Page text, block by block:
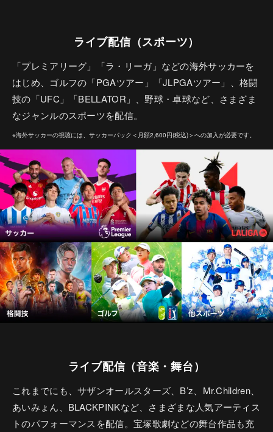
ライブ配信（スポーツ）
「プレミアリーグ」「ラ・リーガ」などの海外サッカーを
はじめ、ゴルフの「PGAツアー」「JLPGAツアー」、格闘
技の「UFC」「BELLATOR」、野球・卓球など、さまざま
なジャンルのスポーツを配信。
※海外サッカーの視聴には、サッカーパック＜月額2,600円(税込)＞への加入が必要です。
ライブ配信（音楽・舞台）
これまでにも、サザンオールスターズ、B’z、Mr.Children、
あいみょん、BLACKPINKなど、さまざまな人気アーティス
トのパフォーマンスを配信。宝塚歌劇などの舞台作品も充